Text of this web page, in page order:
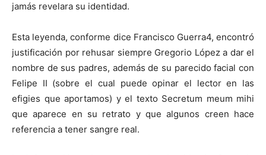
jamás revelara su identidad.
Esta leyenda, conforme dice Francisco Guerra4, encontró
justificación por rehusar siempre Gregorio López a dar el
nombre de sus padres, además de su parecido facial con
Felipe II (sobre el cual puede opinar el lector en las
efigies que aportamos) y el texto Secretum meum mihi
que aparece en su retrato y que algunos creen hace
referencia a tener sangre real.